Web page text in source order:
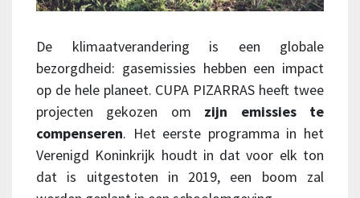
De klimaatverandering is een globale
bezorgdheid: gasemissies hebben een impact
op de hele planeet. CUPA PIZARRAS heeft twee
projecten gekozen om zijn emissies te
compenseren. Het eerste programma in het
Verenigd Koninkrijk houdt in dat voor elk ton
dat is uitgestoten in 2019, een boom zal